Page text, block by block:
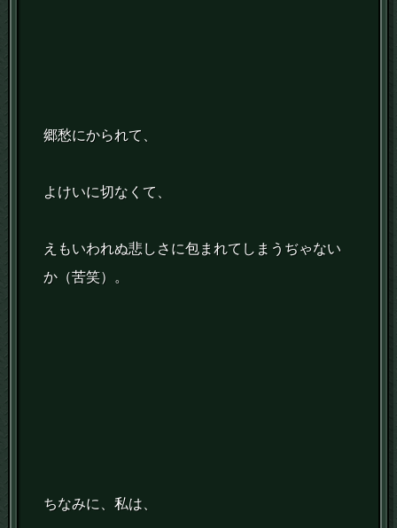
郷愁にかられて、
よけいに切なくて、
えもいわれぬ悲しさに包まれてしまうぢゃない
か（苦笑）。
ちなみに、私は、